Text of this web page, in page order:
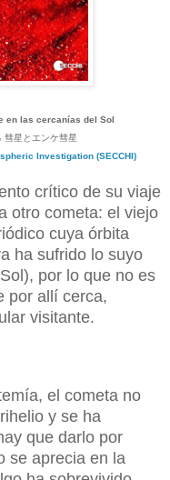
en las cercanías del Sol
彗星とエンケ彗星
Investigation (SECCHI)
crítico de su viaje
otro cometa: el viejo
cuya órbita
ha sufrido lo suyo
por lo que no es
por allí cerca,
visitante.
el cometa no
y se ha
que darlo por
se aprecia en la